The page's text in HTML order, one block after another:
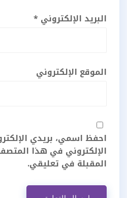
البريد الإلكتروني *
الموقع الإلكتروني
احفظ اسمي، بريدي
الإلكتروني في هذا
المقبلة في تعليقي.